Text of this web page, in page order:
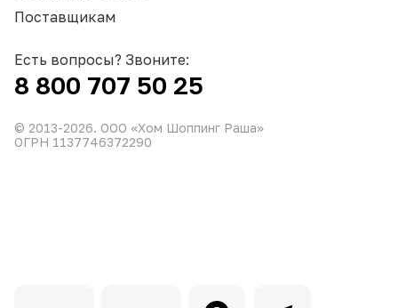
Поставщикам
Есть вопросы? Звоните:
8 800 707 50 25
© 2013-2026. ООО «Хом Шоппинг Раша»
ОГРН 1137746372290